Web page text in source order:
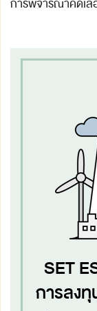
การพิจารณาคัดเ
SET
การลงทุ